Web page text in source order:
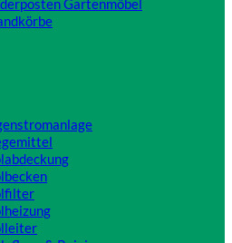
Gartenmöbel